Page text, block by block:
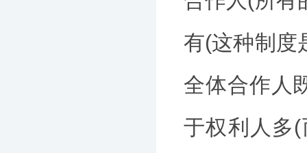
有(这种制度
全体合作人
于权利人多